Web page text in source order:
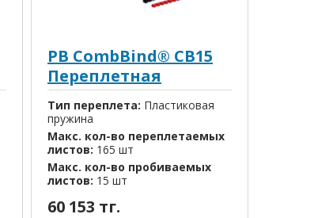
PB CombBind® CB15
Переплетная
машина
Тип переплета: Пластиковая
пружина
Макс. кол-во переплетаемых
листов: 165 шт
Макс. кол-во пробиваемых
листов: 15 шт
60 153 тг.